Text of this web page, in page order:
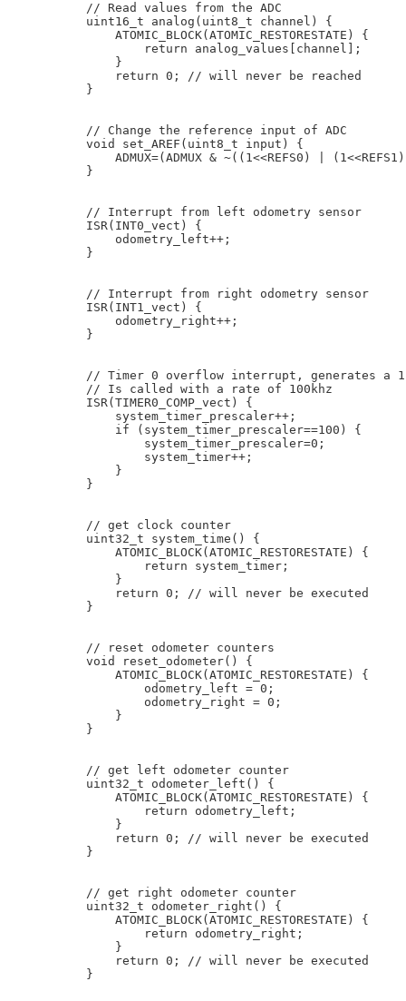
// Read values from the ADC
uint16_t analog(uint8_t channel) {
    ATOMIC_BLOCK(ATOMIC_RESTORESTATE) {
        return analog_values[channel];
    }
    return 0; // will never be reached
}
// Change the reference input of ADC
void set_AREF(uint8_t input) {
ADMUX=(ADMUX & ~((1<<REFS0) |
}
// Interrupt from left odometry sensor
ISR(INT0_vect) {
    odometry_left++;
}
// Interrupt from right odometry sensor
ISR(INT1_vect) {
    odometry_right++;
}
// Timer 0 overflow interrupt, generates a
// Is called with a rate of 100khz
ISR(TIMER0_COMP_vect) {
    system_timer_prescaler++;
    if (system_timer_prescaler==100) {
        system_timer_prescaler=0;
        system_timer++;
    }
}
// get clock counter
uint32_t system_time() {
    ATOMIC_BLOCK(ATOMIC_RESTORESTATE) {
        return system_timer;
    }
    return 0; // will never be executed
}
// reset odometer counters
void reset_odometer() {
    ATOMIC_BLOCK(ATOMIC_RESTORESTATE) {
        odometry_left = 0;
        odometry_right = 0;
    }
}
// get left odometer counter
uint32_t odometer_left() {
    ATOMIC_BLOCK(ATOMIC_RESTORESTATE) {
        return odometry_left;
    }
    return 0; // will never be executed
}
// get right odometer counter
uint32_t odometer_right() {
    ATOMIC_BLOCK(ATOMIC_RESTORESTATE) {
        return odometry_right;
    }
    return 0; // will never be executed
}